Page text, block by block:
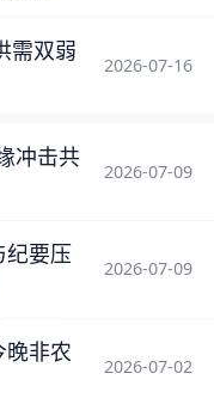
需双弱
2026-07-16
冲击共
2026-07-09
纪要压
2026-07-09
晚非农
2026-07-02